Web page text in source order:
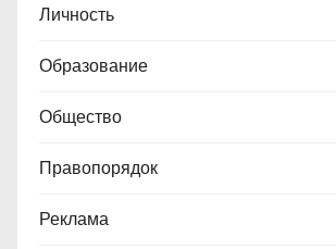
Личность
Образование
Общество
Правопорядок
Реклама